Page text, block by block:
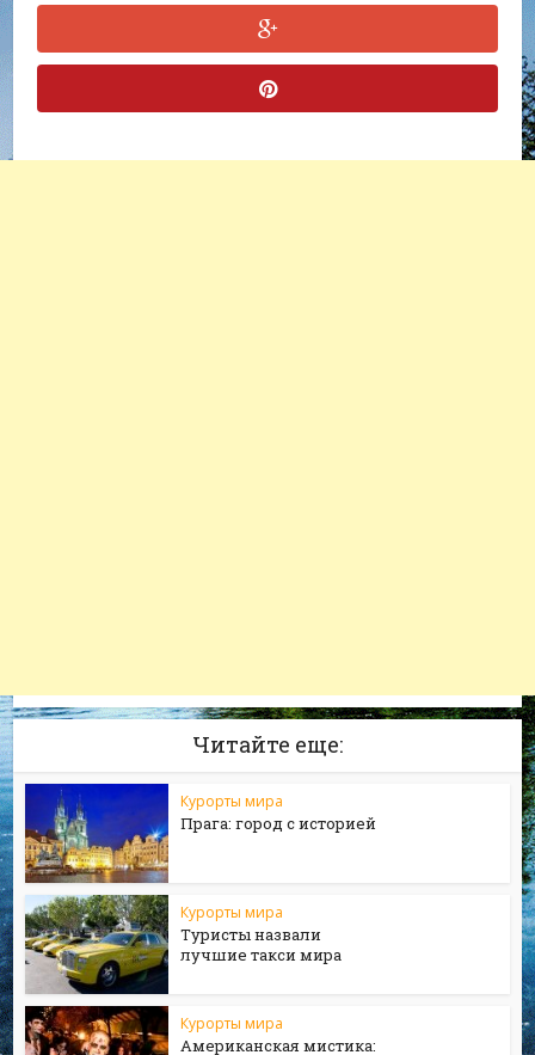
Читайте еще:
Курорты мира
Прага: город с историей
Курорты мира
Туристы назвали
лучшие такси мира
Курорты мира
Американская мистика: